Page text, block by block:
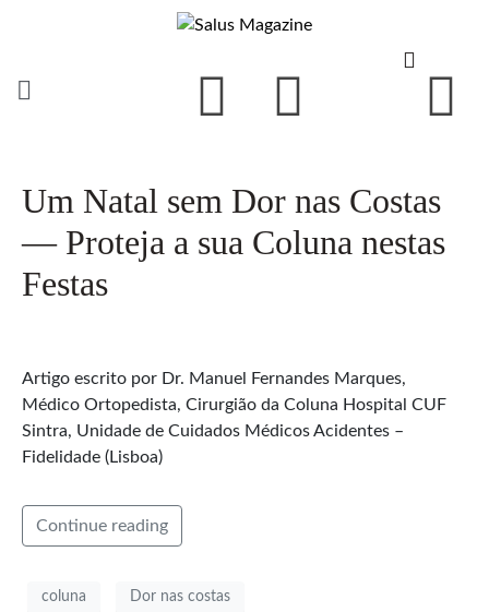
Um Natal sem Dor nas Costas
— Proteja a sua Coluna nestas
Festas
Artigo escrito por Dr. Manuel Fernandes Marques,
Médico Ortopedista, Cirurgião da Coluna Hospital CUF
Sintra, Unidade de Cuidados Médicos Acidentes –
Fidelidade (Lisboa)
Continue reading
coluna Dor nas costas